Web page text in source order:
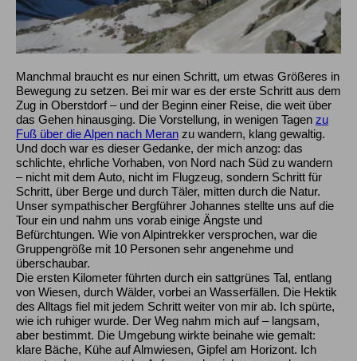
Manchmal braucht es nur einen Schritt, um etwas Größeres in
Bewegung zu setzen. Bei mir war es der erste Schritt aus dem
Zug in Oberstdorf – und der Beginn einer Reise, die weit über
das Gehen hinausging. Die Vorstellung, in wenigen Tagen zu
Fuß über die Alpen nach Meran zu wandern, klang gewaltig.
Und doch war es dieser Gedanke, der mich anzog: das
schlichte, ehrliche Vorhaben, von Nord nach Süd zu wandern
– nicht mit dem Auto, nicht im Flugzeug, sondern Schritt für
Schritt, über Berge und durch Täler, mitten durch die Natur.
Unser sympathischer Bergführer Johannes stellte uns auf die
Tour ein und nahm uns vorab einige Ängste und
Befürchtungen. Wie von Alpintrekker versprochen, war die
Gruppengröße mit 10 Personen sehr angenehme und
überschaubar.
Die ersten Kilometer führten durch ein sattgrünes Tal, entlang
von Wiesen, durch Wälder, vorbei an Wasserfällen. Die Hektik
des Alltags fiel mit jedem Schritt weiter von mir ab. Ich spürte,
wie ich ruhiger wurde. Der Weg nahm mich auf – langsam,
aber bestimmt. Die Umgebung wirkte beinahe wie gemalt:
klare Bäche, Kühe auf Almwiesen, Gipfel am Horizont. Ich